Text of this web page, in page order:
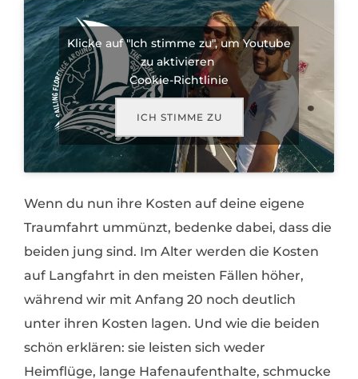
Klicke auf "Ich stimme zu", um Youtube
zu aktivieren
Cookie-Richtlinie
ICH STIMME ZU
Wenn du nun ihre Kosten auf deine eigene
Traumfahrt ummünzt, bedenke dabei, dass die
beiden jung sind. Im Alter werden die Kosten
auf Langfahrt in den meisten Fällen höher,
während wir mit Anfang 20 noch deutlich
unter ihren Kosten lagen. Und wie die beiden
schön erklären: sie leisten sich weder
Heimflüge, lange Hafenaufenthalte, schmucke